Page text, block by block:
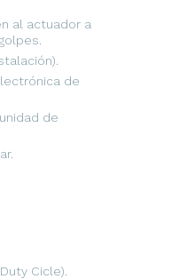
al actuador a
de
de
Cicle).